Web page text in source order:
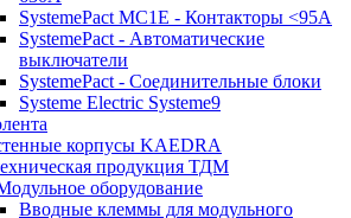
SystemePact MC1E - Контакторы <95A
SystemePact - Автоматические
выключатели
SystemePact - Соединительные блоки
Systeme Electric Systeme9
корпусы KAEDRA
продукция ТДМ
оборудование
Вводные клеммы для модульного